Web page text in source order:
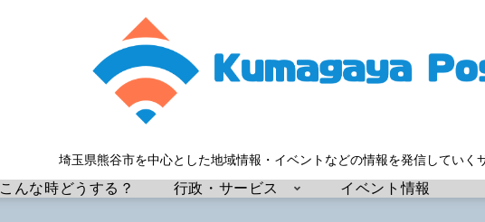
埼玉県熊谷市を中心とした地域情報・イベントなどの情報を発信していく
こんな時どうする？ 行政・サービス イベント情報